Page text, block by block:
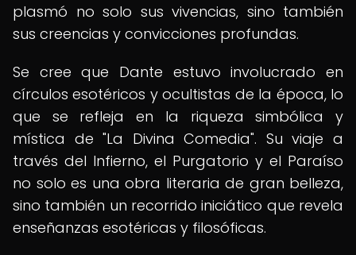
plasmó no solo sus vivencias, sino también
sus creencias y convicciones profundas.
Se cree que Dante estuvo involucrado en
círculos esotéricos y ocultistas de la época, lo
que se refleja en la riqueza simbólica y
mística de "La Divina Comedia". Su viaje a
través del Infierno, el Purgatorio y el Paraíso
no solo es una obra literaria de gran belleza,
sino también un recorrido iniciático que revela
enseñanzas esotéricas y filosóficas.